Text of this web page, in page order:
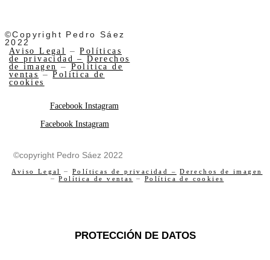
©Copyright Pedro Sáez
2022
Aviso Legal –Políticas
de privacidad –
Derechos
de imagen – Política de
ventas –Política de
cookies
Facebook Instagram
Facebook Instagram
©copyright Pedro Sáez 2022
Aviso Legal – Políticas de privacidad –
Derechos de imagen
–Política de ventas – Política de cookies
PROTECCIÓN DE DATOS